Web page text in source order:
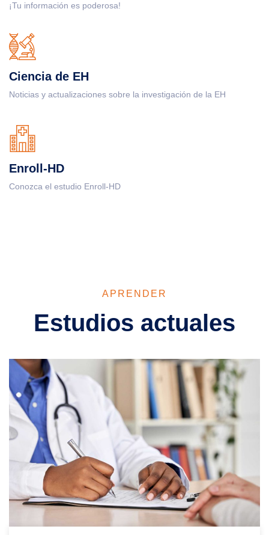
¡Tu información es poderosa!
Ciencia de EH
Noticias y actualizaciones sobre la investigación de la EH
Enroll-HD
Conozca el estudio Enroll-HD
APRENDER
Estudios actuales